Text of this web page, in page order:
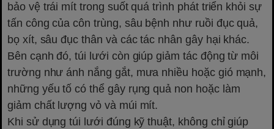
bảo vệ trái mít trong suốt quá trình phát triển khỏi sự
tấn công của côn trùng, sâu bệnh như ruồi đục quả,
bọ xít, sâu đục thân và các tác nhân gây hại khác.
Bên cạnh đó, túi lưới còn giúp giảm tác động từ môi
trường như ánh nắng gắt, mưa nhiều hoặc gió mạnh,
những yếu tố có thể gây rụng quả non hoặc làm
giảm chất lượng vỏ và múi mít.
Khi sử dụng túi lưới đúng kỹ thuật, không chỉ giúp